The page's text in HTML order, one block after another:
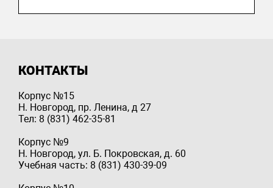
КОНТАКТЫ
Корпус №15
Н. Новгород, пр. Ленина, д 27
Тел: 8 (831) 462-35-81
Корпус №9
Н. Новгород, ул. Б. Покровская, д. 60
Учебная часть: 8 (831) 430-39-09